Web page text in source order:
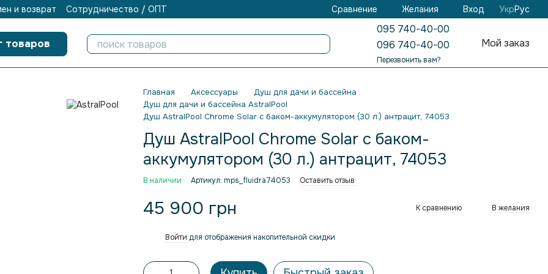
и возврат Сотрудничество / ОПТ Сравнение Желания Вход УкрРус
товаров
095 740-40-00
096 740-40-00
Перезвонить вам?
Мой заказ
Главная Аксессуары
Душ для дачи и бассейна
Душ для дачи и бассейна AstralPool
Душ AstralPool Chrome Solar с баком-аккумулятором (30 л.) антрацит, 74053
Душ AstralPool Chrome Solar с баком-
аккумулятором (30 л.) антрацит, 74053
В наличии Артикул: mps_fluidra74053 Оставить отзыв
45 900 грн К сравнению В желания
Войти для отображения накопительной скидки